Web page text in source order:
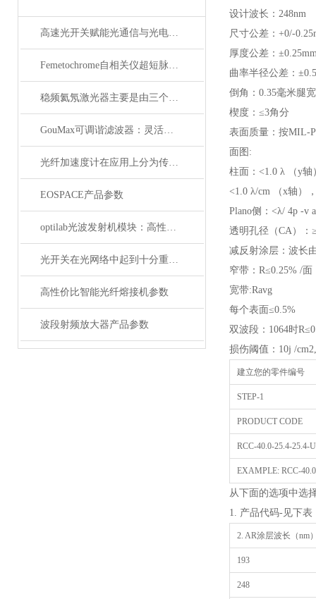
高速光开关赋能光通信与光电融合的关键技术
Femetochrome自相关仪超短脉冲测量的“时间显微镜”
稳频氦氖激光器主要是由三个部分组成
GouMax可调谐滤波器：灵活性与性能的结合
光纤加速度计在应用上分为传光型的和传感型
EOSPACE产品参数
optilab光波发射机模块：高性能通信的核心组件
光开关在光网络中起到十分重要的作用
高性价比智能光纤熔接机参数
波段射频放大器产品参数
设计波长：248nm
尺寸公差：+0/-
厚度公差：
曲率半径公差：
倒角：0.35毫米腿
楔度：≤3角分
表面质量：按MIL-
面图:
柱面：<1.0 λ （y轴
<1.0 λ/cm （x轴）
Plano侧：<λ/ 4p -v
透明孔径（CA）：
减反射涂层：波长
窄带：R≤0.25% /面
宽带:Ravg
每个表面≤0.5%
双波段：1064时
损伤阈值：10j /
建立您的零件编号
STEP-1
PRODUCT CODE
RCC-40.0-25.4-25.4-
EXAMPLE: RCC-
从下面的选项中选
1. 产品代码-见下表
2. AR涂层波长（nm
193
248